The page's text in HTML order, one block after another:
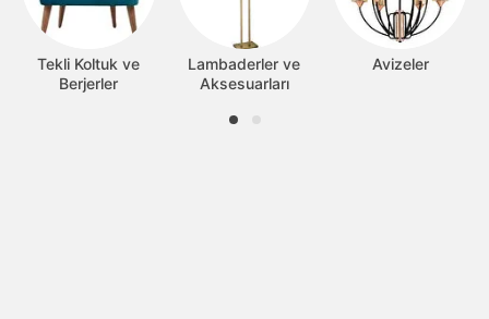
Tekli Koltuk ve
Berjerler
Lambaderler ve
Aksesuarları
Avizeler